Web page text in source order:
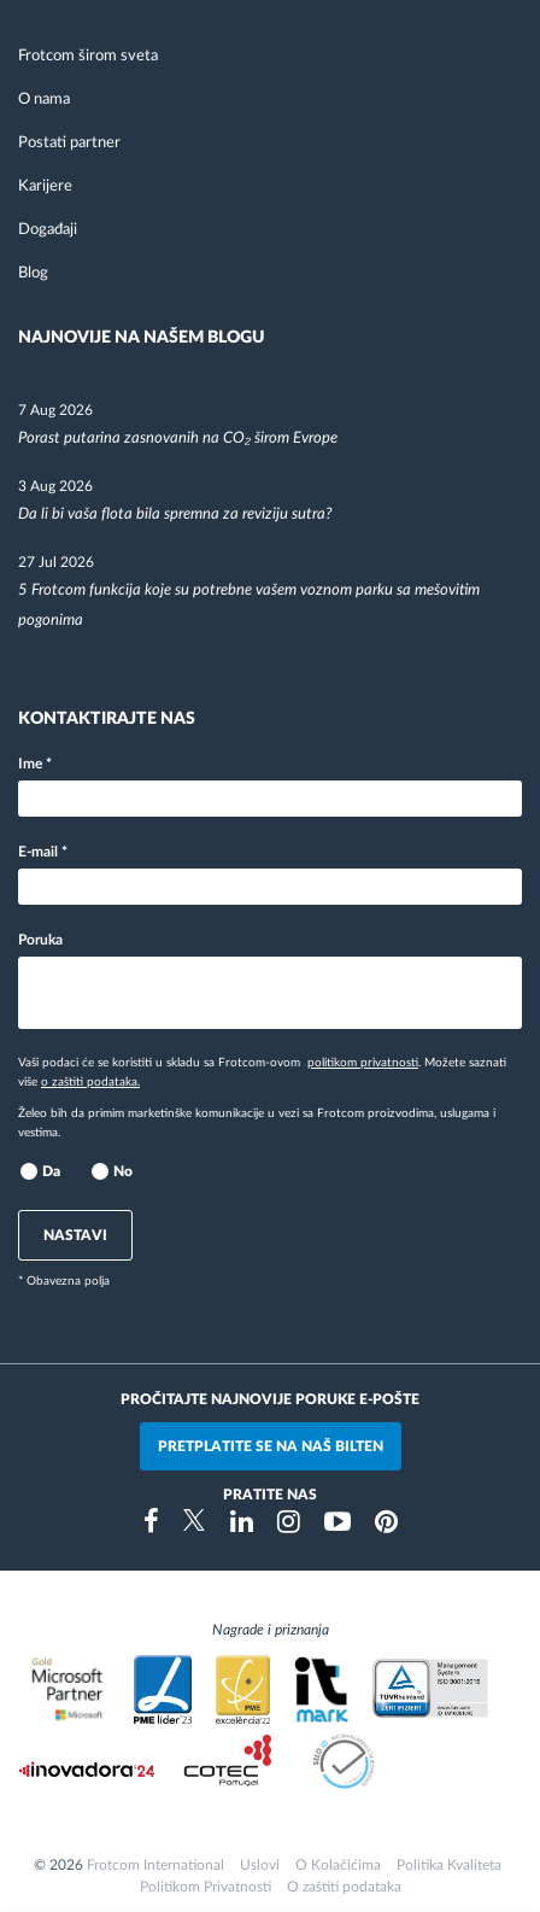
Frotcom širom sveta
O nama
Postati partner
Karijere
Događaji
Blog
NAJNOVIJE NA NAŠEM BLOGU
7 Aug 2026
Porast putarina zasnovanih na CO₂ širom Evrope
3 Aug 2026
Da li bi vaša flota bila spremna za reviziju sutra?
27 Jul 2026
5 Frotcom funkcija koje su potrebne vašem voznom parku sa mešovitim
pogonima
KONTAKTIRAJTE NAS
Ime *
E-mail *
Poruka
Vaši podaci će se koristiti u skladu sa Frotcom-ovom politikom privatnosti . Možete saznati
više o zaštiti podataka.
Želeo bih da primim marketinške komunikacije u vezi sa Frotcom proizvodima, uslugama i
vestima.
Da No
NASTAVI
* Obavezna polja
PROČITAJTE NAJNOVIJE PORUKE E-POŠTE
PRETPLATITE SE NA NAŠ BILTEN
PRATITE NAS
FacebookTwitterLinkedinInstragramYoutubePinterest
Nagrade i priznanja
© 2026 Frotcom International Uslovi O Kolačićima
Politika Kvaliteta
Politikom Privatnosti
O zaštiti podataka